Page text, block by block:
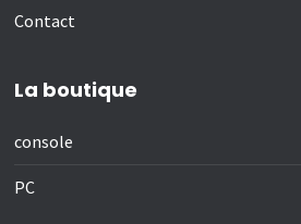
Contact
La boutique
console
PC